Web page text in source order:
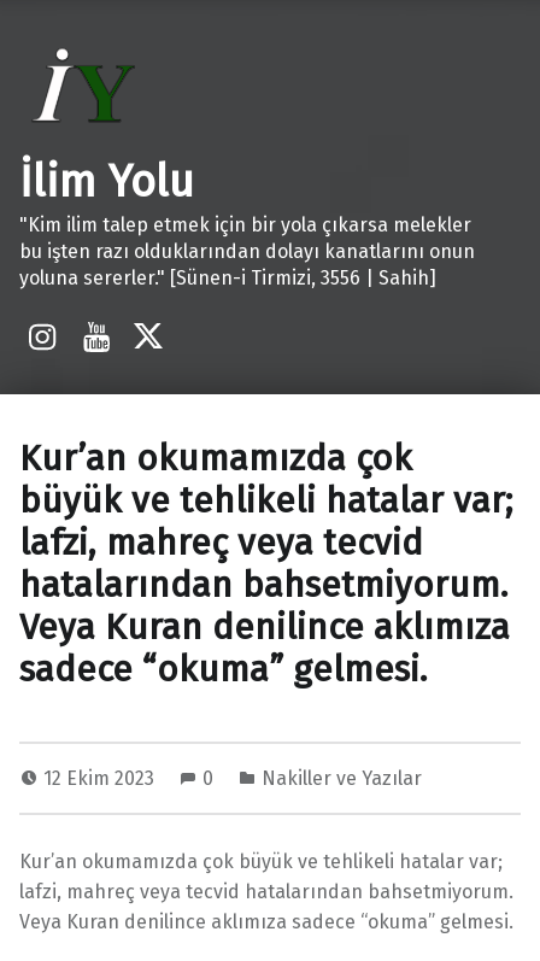
İlim Yolu
"Kim ilim talep etmek için bir yola çıkarsa melekler
bu işten razı olduklarından dolayı kanatlarını onun
yoluna sererler." [Sünen-i Tirmizi, 3556 | Sahih]
Kur’an okumamızda çok
büyük ve tehlikeli hatalar var;
lafzi, mahreç veya tecvid
hatalarından bahsetmiyorum.
Veya Kuran denilince aklımıza
sadece “okuma” gelmesi.
12 Ekim 2023 0 Nakiller ve Yazılar
Kur’an okumamızda çok büyük ve tehlikeli hatalar var;
lafzi, mahreç veya tecvid hatalarından bahsetmiyorum.
Veya Kuran denilince aklımıza sadece “okuma” gelmesi.